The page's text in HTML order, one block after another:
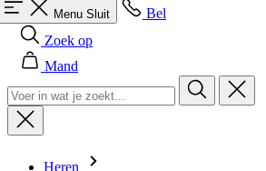
Heren
Alles in categorie Heren